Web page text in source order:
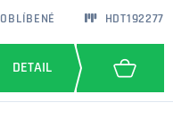
OBLÍBENÉ HDT192277